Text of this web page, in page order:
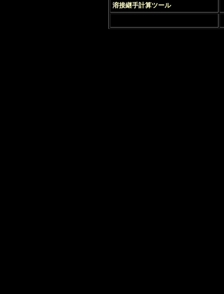
溶接継手計算ツール